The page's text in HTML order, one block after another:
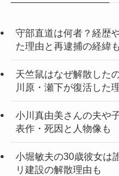
守部直道は何者？経歴
た理由と再逮捕の経緯も
天竺鼠はなぜ解散した
川原・瀬下が復活した
小川真由美さんの夫や
表作・死因と人物像も
小堀敏夫の30歳彼女は
リ建設の解散理由も